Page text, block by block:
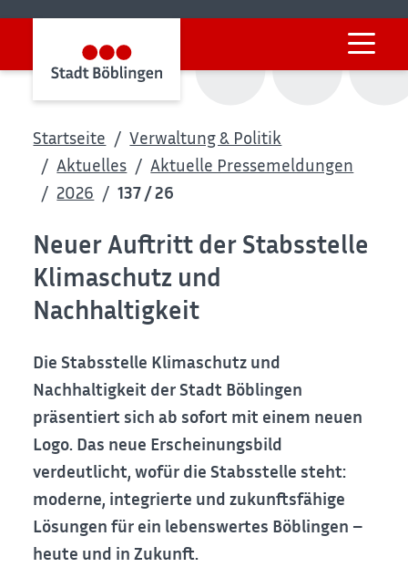
Startseite
Verwaltung & Politik
Aktuelles
Aktuelle Pressemeldungen
2026
137 / 26
Neuer Auftritt der Stabsstelle
Klimaschutz und
Nachhaltigkeit
Die Stabsstelle Klimaschutz und
Nachhaltigkeit der Stadt Böblingen
präsentiert sich ab sofort mit einem neuen
Logo. Das neue Erscheinungsbild
verdeutlicht, wofür die Stabsstelle steht:
moderne, integrierte und zukunftsfähige
Lösungen für ein lebenswertes Böblingen –
heute und in Zukunft.